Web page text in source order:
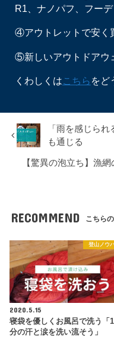
R1、ナノパフ、フーデ
④アウトレットで安く
⑤新しいアウトドアウ
くわしくはこちら をど
「雨を感じら
も通じる
【驚異の泡立ち】漁
RECOMMEND こちら
登山ノウ
2020.5.15
寝袋を優しくお風呂で洗う「
分の汗と涙を洗い流そう」